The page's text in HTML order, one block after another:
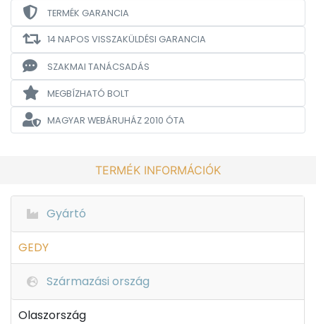
TERMÉK GARANCIA
14 NAPOS VISSZAKÜLDÉSI GARANCIA
SZAKMAI TANÁCSADÁS
MEGBÍZHATÓ BOLT
MAGYAR WEBÁRUHÁZ2010 ÓTA
TERMÉK INFORMÁCIÓK
Gyártó
GEDY
Származási ország
Olaszország